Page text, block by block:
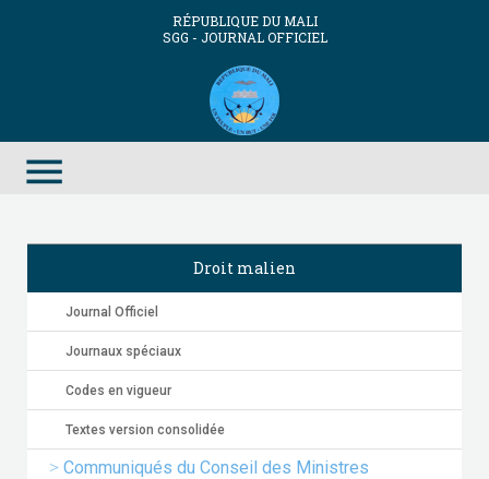
RÉPUBLIQUE DU MALI
SGG - JOURNAL OFFICIEL
menu
Droit malien
Journal Officiel
Journaux spéciaux
Codes en vigueur
Textes version consolidée
Communiqués du Conseil des Ministres